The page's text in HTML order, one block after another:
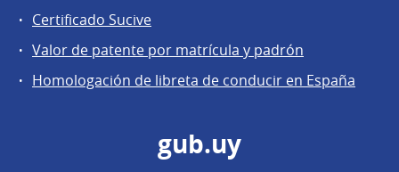
Certificado Sucive
Valor de patente por matrícula y padrón
Homologación de libreta de conducir en España
gub.uy